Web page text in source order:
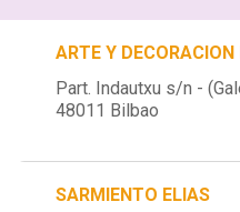
ARTE Y
Part. Indautxu s/n -
48011 Bilbao
SARMIENTO ELIAS